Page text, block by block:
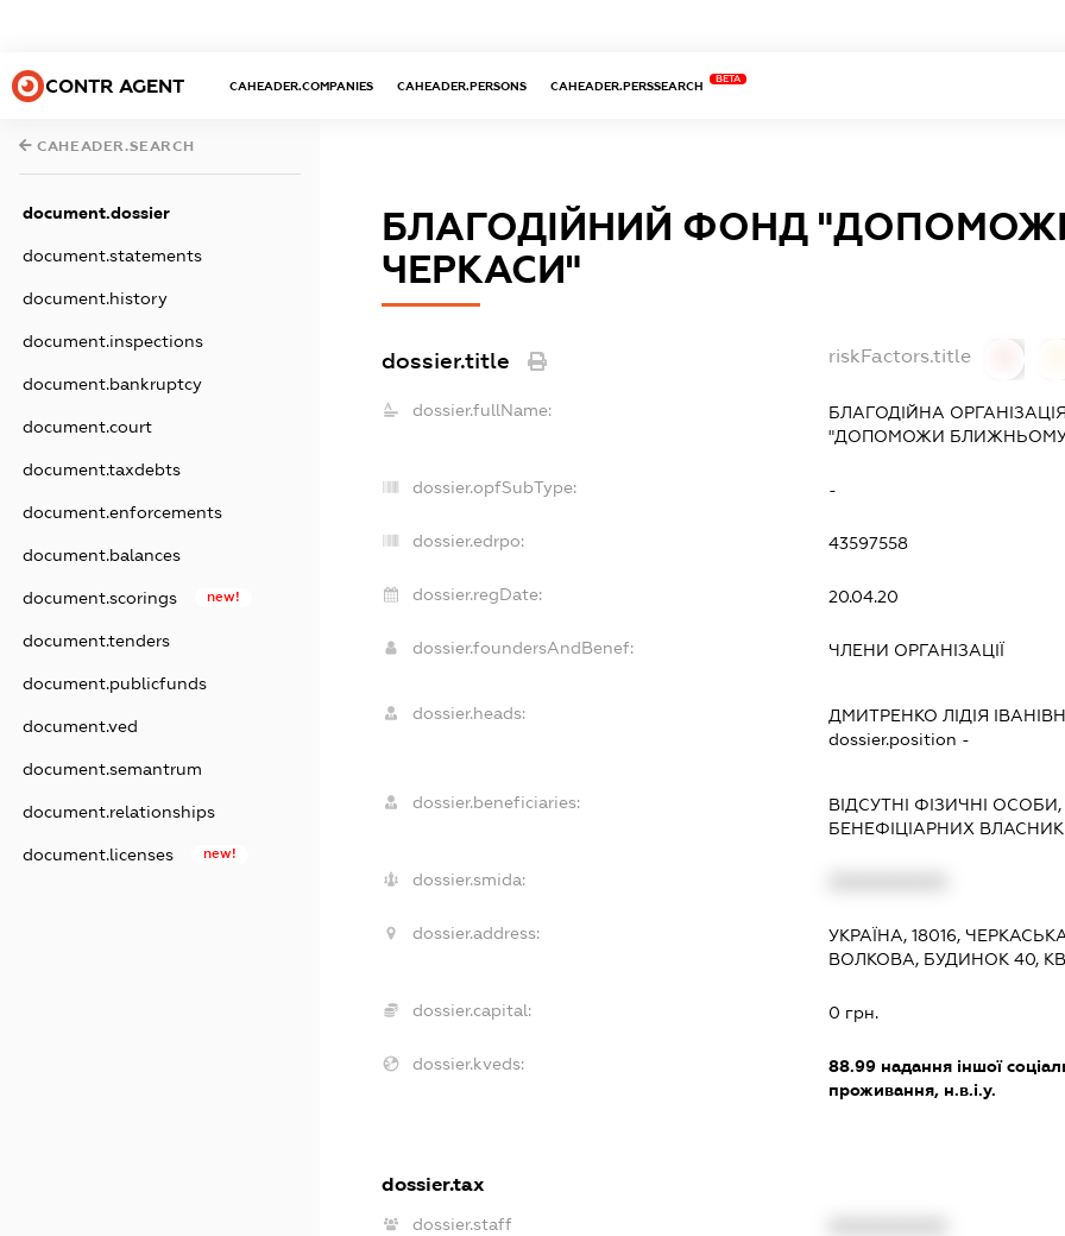
CONTR AGENT CAHEADER.COMPANIES CAHEADER.PERSONS CAHEADER.PERSSEARCH
BETA
CAHEADER.SEARCH
document.dossier
document.statements
document.history
document.inspections
document.bankruptcy
document.court
document.taxdebts
document.enforcements
document.balances
document.scorings new!
document.tenders
document.publicfunds
document.ved
document.semantrum
document.relationships
document.licenses new!
БЛАГОДІЙНИЙ ФОНД
ЧЕРКАСИ"
dossier.title riskFactors.title
dossier.fullName:
БЛАГОДІЙНА
"ДОПОМОЖИ БЛИЖНЬОМУ
dossier.opfSubType: -
dossier.edrpo: 43597558
dossier.regDate: 20.04.20
dossier.foundersAndBenef: ЧЛЕНИ ОРГАНІЗАЦІЇ
dossier.heads: ДМИТРЕНКО ЛІДІЯ
dossier.position -
dossier.beneficiaries:
ВІДСУТНІ ФІЗИЧНІ
БЕНЕФІЦІАРНИХ
dossier.smida:
dossier.address:
УКРАЇНА, 18016,
ВОЛКОВА, БУДИНОК 40,
dossier.capital: 0 грн.
dossier.kveds: 88.99 надання іншої
проживання, н.в.і.у.
dossier.tax
dossier.staff